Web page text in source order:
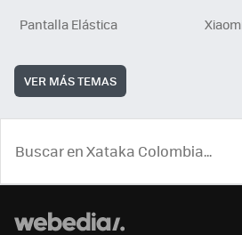
Pantalla Elástica
VER MÁS TEMAS